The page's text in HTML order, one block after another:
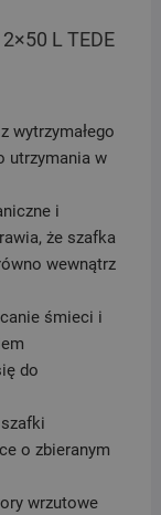
L TEDE
wytrzymałego
utrzymania w
i
że szafka
wewnątrz
śmieci i
do
o zbieranym
wrzutowe